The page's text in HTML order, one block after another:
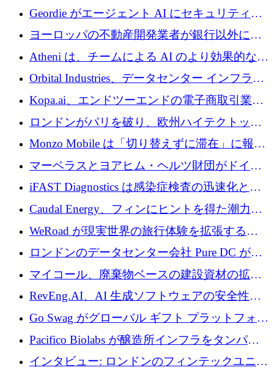
収、チェックアウト時にクレジットを提供
Geordie がエージェント AI にセキュリティと
ガバナンスをもたらすために 3,000 万ドルを
ヨーロッパの不動産開発業者が銀行以外にも
目を向けているため、InRentoの資金調達額は
1億ユーロを突破
Atheni は、チームによる AI のより効果的な使
用を支援するために 35 万ポンドを確保
Orbital Industries、データセンター インフラス
トラクチャ システムの拡張に 5,000 万ドルを
確保
Kopa.ai、エンドツーエンドの電子商取引業務
用の AI エージェントを構築するために 200
万ユーロを調達
ロンドンがパリを破り、欧州ハイテクトップ
の座を奪還
Monzo Mobile は「切り替えずに滞在」に報酬
を与える
マーベラスとヨアヒム・ヘルツ財団がドイツ
の商業化ギャップを埋めるために2,000万ユー
ロのディープテック基金を立ち上げる
iFAST Diagnostics は感染症検査の迅速化と抗
菌薬耐性への取り組みに 500 万ポンドを寄付
Caudal Energy、フィンにヒントを得た潮力発
電技術の規模拡大に向けて 430 万ポンドを調
WeRoad が現実世界の旅行体験を拡張するた
めに 5,800 万ドルを獲得
ロンドンのデータセンター会社 Pure DC が欧
州と中東の拡張に 27 億ドルを確保
マイコール、廃棄物ベースの建設資材の拡大
に400万ポンドを投資
RevEng.AI、AI 生成ソフトウェアの安全性を
確保するために 1,500 万ドルを調達
Go Swag がグローバル ギフト プラットフォー
ムを拡大するために 500 万ドルを調達
Pacifico Biolabs が醸造所インフラをタンパク
質生産に転換するために 700 万ユーロを調達
インタビュー: ロンドンのフィンテックユニコ